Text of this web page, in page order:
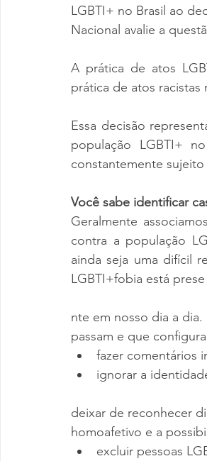
LGBTI+ no Brasil ao
Nacional avalie a
A prática de atos
prática de atos racistas
Essa decisão
população LGBTI+
constantemente
Você sabe identificar
Geralmente
contra a população
ainda seja uma difícil
LGBTI+fobia está prese
nte em nosso dia a
passam e que
fazer comentários
ignorar a
deixar de reconhecer
homoafetivo e a
excluir pessoas